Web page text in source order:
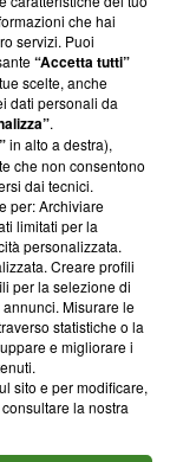
non è
di farne
una verifica di
3 - 6900
che hai
servizi. Puoi
“Accetta tutti”
scelte, anche
dati personali da
.
in alto a destra),
che non consentono
dai tecnici.
per: Archiviare
limitati per la
personalizzata.
Creare profili
per la selezione di
Misurare le
statistiche o la
e migliorare i
sito e per modificare,
la nostra